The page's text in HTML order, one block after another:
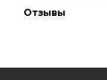
Отзывы